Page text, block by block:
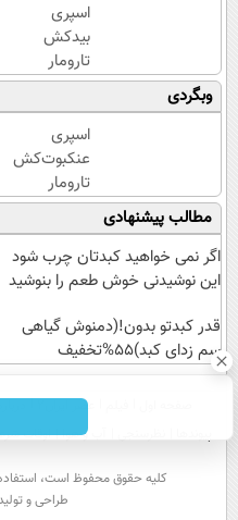
اسپری
بیدکش
تارومار
با
اثرفوری
،
محافظ
لباس
در
مقابل
بید
وبگردی
اسپری
عنکبوت‌‌کش
تارومار
ازبین‌برنده
انواع
عنکبوت
مطالب پیشنهادی
اگر نمی خواهید کبدتان چرب شود
این نوشیدنی خوش طعم را بنوشید
قدر کبدتو بدون!(دمنوش گیاهی
سم زدای کبد)55%تخفیف
عصر ایران۲
آب و هوا اوقات
كليه حقوق محفوظ است، استفاده
طراحی و